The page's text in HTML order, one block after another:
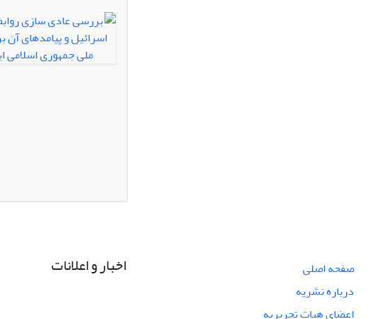
صفحه اصلی
درباره نشریه
اعضای هیات تحریریه
اخبار و اعلانات